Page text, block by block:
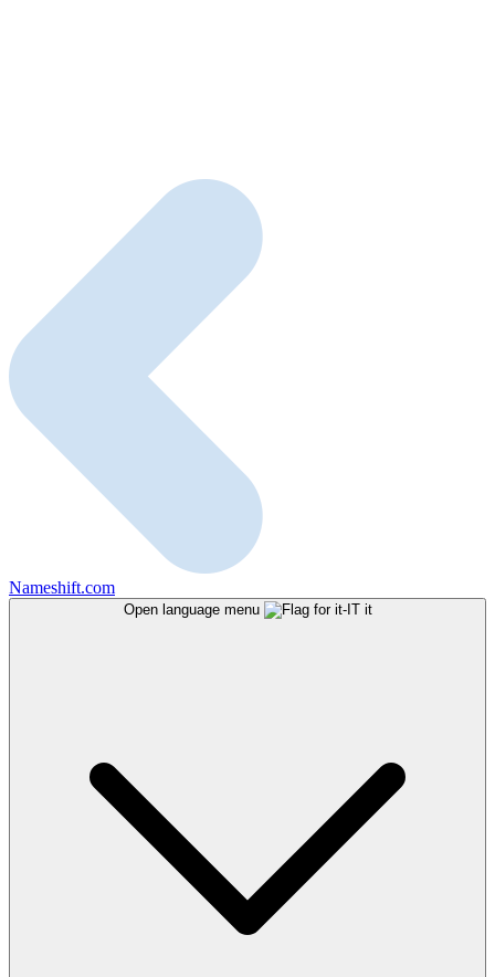
Nameshift.com
Open language menu it